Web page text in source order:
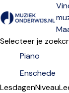
Selecteer je
LesdagenNiveau